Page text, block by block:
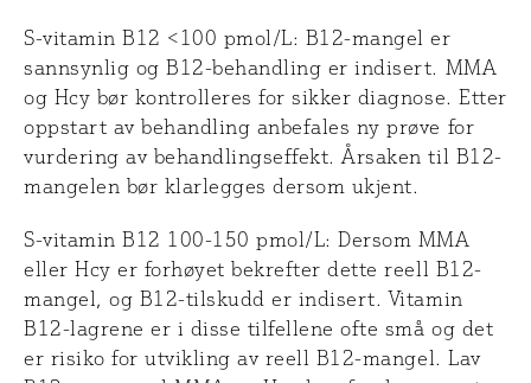
S-vitamin B12 <100 pmol/L: B12-mangel er
sannsynlig og B12-behandling er indisert. MMA
og Hcy bør kontrolleres for sikker diagnose. Etter
oppstart av behandling anbefales ny prøve for
vurdering av behandlingseffekt. Årsaken til B12-
mangelen bør klarlegges dersom ukjent.
S-vitamin B12 100-150 pmol/L: Dersom MMA
eller Hcy er forhøyet bekrefter dette reell B12-
mangel, og B12-tilskudd er indisert. Vitamin
B12-lagrene er i disse tilfellene ofte små og det
er risiko for utvikling av reell B12-mangel. Lav